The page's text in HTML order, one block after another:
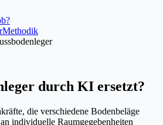
Methodik
durch KI ersetzt?
die verschiedene Bodenbeläge
individuelle Raumgegebenheiten